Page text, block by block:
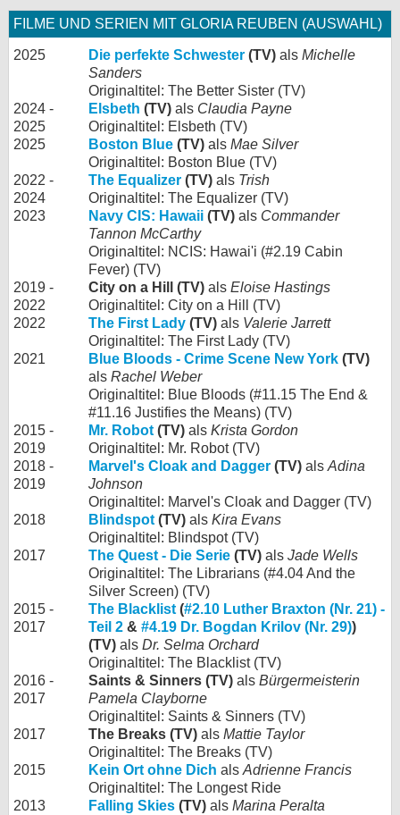
FILME UND SERIEN MIT GLORIA REUBEN (AUSWAHL)
2025 Die perfekte Schwester (TV) als Michelle
Sanders
Originaltitel: The Better Sister (TV)
2024 -
2025
Elsbeth (TV) als Claudia Payne
Originaltitel: Elsbeth (TV)
2025
Boston Blue (TV) als Mae Silver
Originaltitel: Boston Blue (TV)
2022 -
2024
The Equalizer (TV) als Trish
Originaltitel: The Equalizer (TV)
2023
Navy CIS: Hawaii (TV) als Commander
Tannon McCarthy
Originaltitel: NCIS: Hawai'i (#2.19 Cabin
Fever) (TV)
2019 -
2022
City on a Hill (TV) als Eloise Hastings
Originaltitel: City on a Hill (TV)
2022
The First Lady (TV) als Valerie Jarrett
Originaltitel: The First Lady (TV)
2021
Blue Bloods - Crime Scene New York (TV)
als Rachel Weber
Originaltitel: Blue Bloods (#11.15 The End &
#11.16 Justifies the Means) (TV)
2015 -
2019
Mr. Robot (TV) als Krista Gordon
Originaltitel: Mr. Robot (TV)
2018 -
2019
Marvel's Cloak and Dagger (TV) als Adina
Johnson
Originaltitel: Marvel's Cloak and Dagger (TV)
2018
Blindspot (TV) als Kira Evans
Originaltitel: Blindspot (TV)
2017
The Quest - Die Serie (TV) als Jade Wells
Originaltitel: The Librarians (#4.04 And the
Silver Screen) (TV)
2015 -
2017
The Blacklist (#2.10 Luther Braxton (Nr. 21) -
Teil 2 & #4.19 Dr. Bogdan Krilov (Nr. 29))
(TV) als Dr. Selma Orchard
Originaltitel: The Blacklist (TV)
2016 -
2017
Saints & Sinners (TV) als Bürgermeisterin
Pamela Clayborne
Originaltitel: Saints & Sinners (TV)
2017
The Breaks (TV) als Mattie Taylor
Originaltitel: The Breaks (TV)
2015
Kein Ort ohne Dich als Adrienne Francis
Originaltitel: The Longest Ride
2013
Falling Skies (TV) als Marina Peralta